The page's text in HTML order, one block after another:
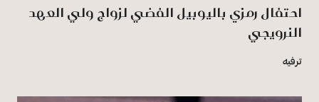
احتفال رمزي باليوبيل الفضي لزواج ولي العهد
النرويجي
ترفيه